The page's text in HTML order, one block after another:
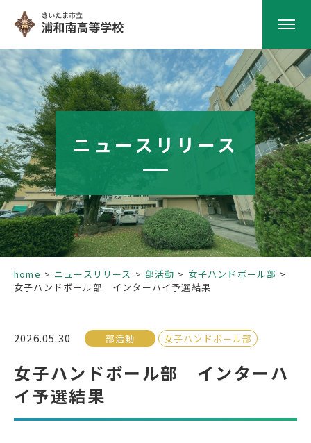
HOME
学校紹介
南高の教育
学校生活
部活動
受検生の方へ
年間スケジュール
教科ガイド
校長室より
ニュースリリース
home ニュースリリース 部活動
女子ハンドボール部
女子ハンドボール部 インターハイ予選結果
2026.05.30 部活動 女子ハンドボール部
女子ハンドボール部 インターハ
イ予選結果